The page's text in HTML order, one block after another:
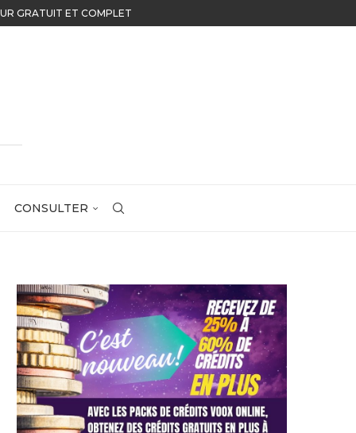
JOUR GRATUIT ET COMPLET
CONSULTER